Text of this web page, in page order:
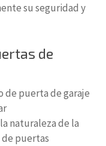
su seguridad y
de
de puerta de garaje
naturaleza de la
de puertas